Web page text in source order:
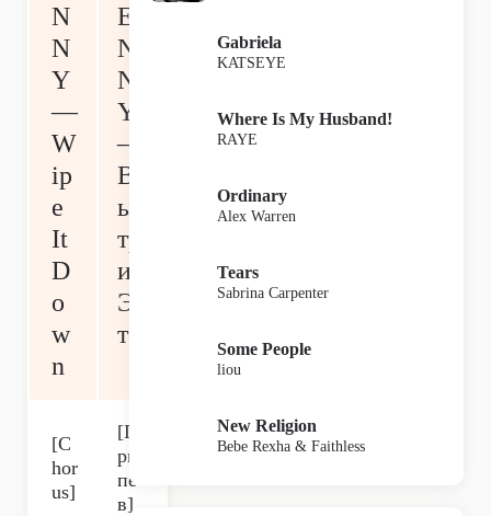
N
N
Y
—
W
ip
e
It
D
o
w
n
E
N
N
Y
—
В
ы
тр
и
Э
то
[C
hor
us]
[П
ри
пе
в]
Gabriela
KATSEYE
Where Is My Husband!
RAYE
Ordinary
Alex Warren
Tears
Sabrina Carpenter
Some People
liou
New Religion
Bebe Rexha & Faithless